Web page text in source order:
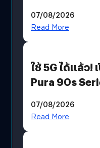
บริโภคและ B2B
07/08/2026
Read More
ใช้ 5G ได้แล้ว!
Pura 90s
07/08/2026
Read More